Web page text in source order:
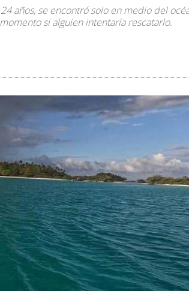
años, se encontró solo en medio del
si alguien intentaría rescatarlo.